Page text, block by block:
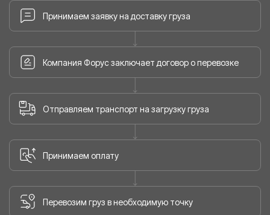
Принимаем заявку на доставку груза
Компания Форус заключает договор о перевозке
Отправляем транспорт на загрузку груза
Принимаем оплату
Перевозим груз в необходимую точку